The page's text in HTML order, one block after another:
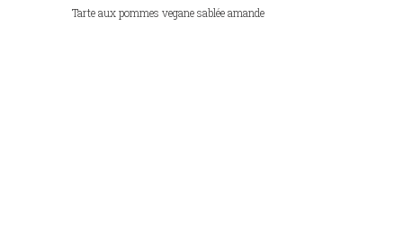
Tarte aux pommes vegane sablée amande